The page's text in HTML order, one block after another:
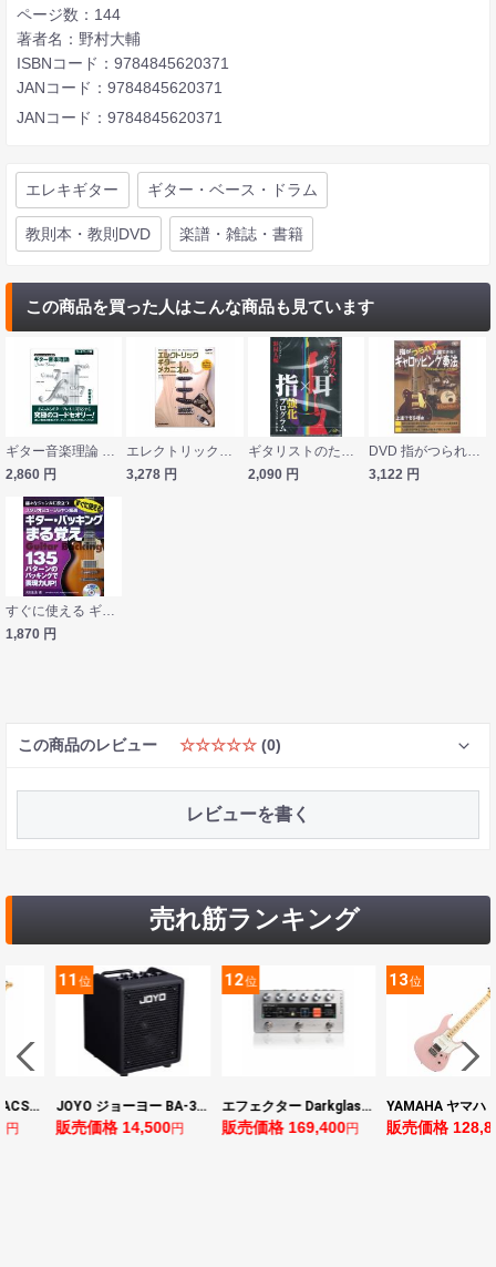
ページ数：144
著者名：野村大輔
ISBNコード：9784845620371
JANコード：9784845620371
JANコード：9784845620371
エレキギター ギター・ベース・ドラム
教則本・教則DVD 楽譜・雑誌・書籍
この商品を買った人はこんな商品も見ています
2,860 円
3,278 円
2,090 円
3,122 円
1,870 円
この商品のレビュー ☆☆☆☆☆ (0)
レビューを書く
売れ筋ランキング
YAMAHA ヤマハ PACS+12 ASP Pacifica Standard Plus パシフィカスタンダードプラス エレキギター
円
11位
JOYO ジョーヨー BA-30 VIBE CUBE BLK 30W 小型ベースアンプ Bluetooth+OTGオーディオI/F搭載
販売価格 14,500円
12位
エフェクター Darkglass Electronics Anagram ベースエフェクター プリアンプ ダークグラス アナグラム
販売価格 169,400円
13位
販売価格